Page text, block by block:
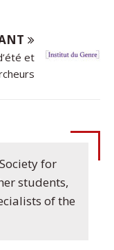
et
for
students,
of the